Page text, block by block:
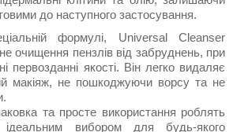
до наступного застосування.
формулі, Universal Cleanser
очищення пензлів від забруднень, при
первозданні якості. Він легко видаляє
макіяж, не пошкоджуючи ворсу та не
та просте використання роблять
вибором для будь-якого